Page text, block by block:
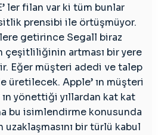
ler filan var ki tüm bunlar
prensibi ile örtüşmüyor.
getirince Segall biraz
çeşitliliğinin artması bir yere
Eğer müşteri adedi ve talep
üretilecek. Apple’ ın müşteri
ın yönettiği yıllardan kat kat
bu isimlendirme konusunda
uzaklaşmasını bir türlü kabul